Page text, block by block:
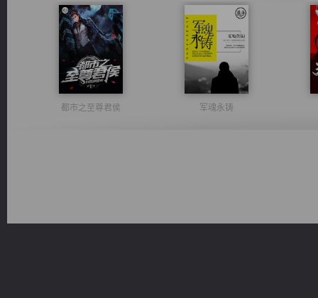
都市之至尊君侯 军魂永铸